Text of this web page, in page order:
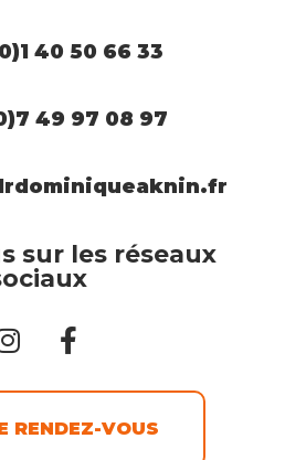
40 50 66 33
49 97 08 97
sur les réseaux
RENDEZ-VOUS